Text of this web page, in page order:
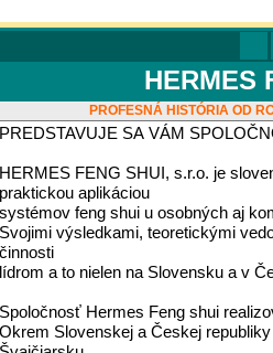
HERMES
PROFESNÁ HISTÓRIA OD